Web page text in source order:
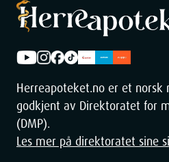
Herreapoteket.no er et norsk
godkjent av Direktoratet for
(DMP).
Les mer på direktoratet sine